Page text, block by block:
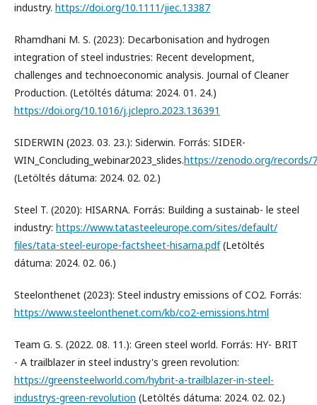
industry. https://doi.org/10.1111/jiec.13387
Rhamdhani M. S. (2023): Decarbonisation and hydrogen
integration of steel industries: Recent development,
challenges and technoeconomic analysis. Journal of Cleaner
Production. (Letöltés dátuma: 2024. 01. 24.)
https://doi.org/10.1016/j.jclepro.2023.136391
SIDERWIN (2023. 03. 23.): Siderwin. Forrás: SIDER-
WIN_Concluding_webinar2023_slides.https://zenodo.org/records/
(Letöltés dátuma: 2024. 02. 02.)
Steel T. (2020): HISARNA. Forrás: Building a sustainab- le steel
industry: https://www.tatasteeleurope.com/sites/default/
ﬁles/tata-steel-europe-factsheet-hisarna.pdf(Letöltés
dátuma: 2024. 02. 06.)
Steelonthenet (2023): Steel industry emissions of CO2. Forrás:
https://www.steelonthenet.com/kb/co2-emissions.html
Team G. S. (2022. 08. 11.): Green steel world. Forrás: HY- BRIT
- A trailblazer in steel industry's green revolution:
https://greensteelworld.com/hybrit-a-trailblazer-in-steel-
industrys-green-revolution (Letöltés dátuma: 2024. 02. 02.)